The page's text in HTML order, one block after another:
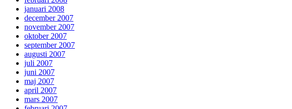
januari 2008
december 2007
november 2007
oktober 2007
september 2007
augusti 2007
juli 2007
juni 2007
maj 2007
april 2007
mars 2007